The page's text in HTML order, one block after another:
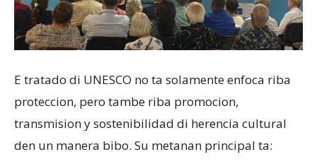
E tratado di UNESCO no ta solamente enfoca riba
proteccion, pero tambe riba promocion,
transmision y sostenibilidad di herencia cultural
den un manera bibo. Su metanan principal ta: